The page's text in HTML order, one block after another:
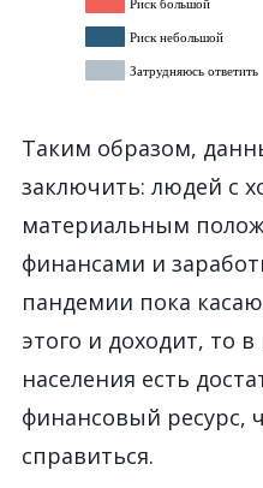
Таким образом,
заключить: людей с
материальным
финансами и
пандемии пока
этого и доходит, то
населения есть
финансовый ресурс,
справиться.